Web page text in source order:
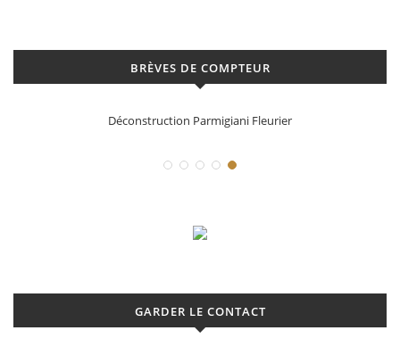
BRÈVES DE COMPTEUR
Déconstruction Parmigiani Fleurier
GARDER LE CONTACT